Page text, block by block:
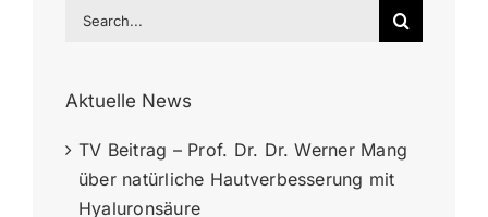
Search
Aktuelle News
TV Beitrag – Prof. Dr. Dr. Werner Mang
über natürliche Hautverbesserung mit
Hyaluronsäure